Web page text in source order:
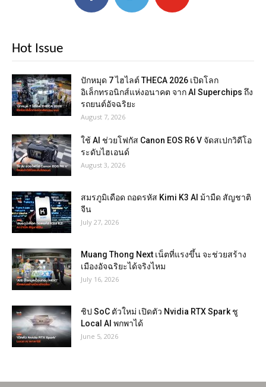
Hot Issue
ปักหมุด 7 ไฮไลต์ THECA 2026 เปิดโลก
อิเล็กทรอนิกส์แห่งอนาคต จาก AI Superchips ถึง
รถยนต์อัจฉริยะ
August 7, 2026
ใช้ AI ช่วยโฟกัส Canon EOS R6 V จัดสเปกวิดีโอ
ระดับไฮเอนด์
August 3, 2026
สมรภูมิเดือด ถอดรหัส Kimi K3 AI ม้ามืด สัญชาติ
จีน
July 27, 2026
Muang Thong Next เน็ตที่แรงขึ้น จะช่วยสร้าง
เมืองอัจฉริยะได้จริงไหม
July 16, 2026
ชิป SoC ตัวใหม่ เปิดตัว Nvidia RTX Spark ชู
Local AI พกพาได้
June 5, 2026